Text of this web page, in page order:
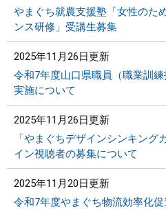
やまぐち就農支援塾「女性のた
ンス研修」受講生募集
2025年11月26日更新
令和7年度山口県職員（職業訓
実施について
2025年11月26日更新
「やまぐちデザインシンキング
イン視聴者の募集について
2025年11月20日更新
令和7年度やまぐち物流効率化